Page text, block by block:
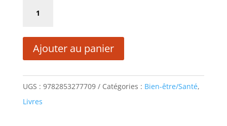
18,00 €.9,00 €.
DU
CUIT
CRU
Ajouter au panier
UGS : 9782853277709 Catégories : Bien-être/Santé,
Livres